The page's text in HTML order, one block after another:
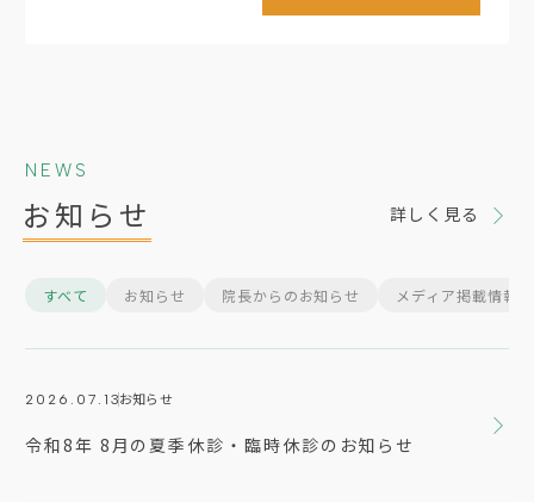
NEWS
お知らせ 詳しく見る
すべて お知らせ 院長からのお知らせ メディア掲載情報
2026.07.13お知らせ
令和8年 8月の夏季休診・臨時休診のお知らせ